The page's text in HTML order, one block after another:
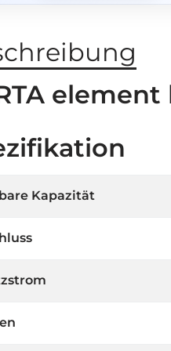
element
Kapazität